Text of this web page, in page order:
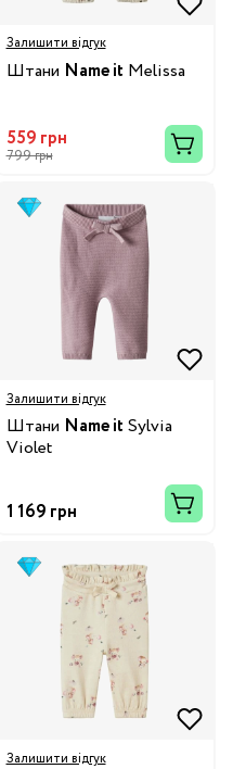
Залишити відгук
Штани Name it Melissa
559 грн
799 грн
Залишити відгук
Штани Name it Sylvia
Violet
1 169 грн
Залишити відгук